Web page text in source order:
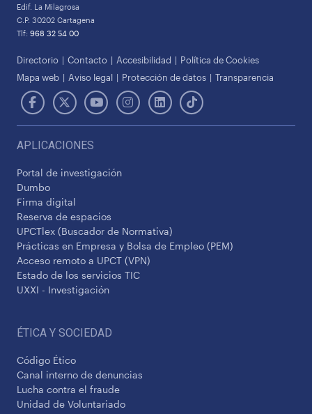
Edif. La Milagrosa
C.P. 30202 Cartagena
Tlf: 968 32 54 00
Directorio Contacto Accesibilidad
Política de Cookies
Mapa web
Aviso legal Protección de datos Transparencia
APLICACIONES
Portal de investigación
Dumbo
Firma digital
Reserva de espacios
UPCTlex (Buscador de Normativa)
Prácticas en Empresa y Bolsa de Empleo (PEM)
Acceso remoto a UPCT (VPN)
Estado de los servicios TIC
UXXI - Investigación
ÉTICA Y SOCIEDAD
Código Ético
Canal interno de denuncias
Lucha contra el fraude
Unidad de Voluntariado